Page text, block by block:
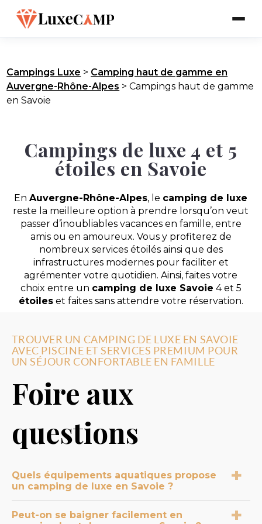
Campings Luxe > Camping haut de gamme en
Auvergne-Rhône-Alpes >Campings haut de gamme
en Savoie
Campings de luxe 4 et 5
étoiles en Savoie
EnAuvergne-Rhône-Alpes, le camping de luxe
reste la meilleure option à prendre lorsqu’on veut
passer d’inoubliables vacances en famille, entre
amis ou en amoureux. Vous y profiterez de
nombreux services étoilés ainsi que des
infrastructures modernes pour faciliter et
agrémenter votre quotidien. Ainsi, faites votre
choix entre un camping de luxe Savoie 4 et 5
étoileset faites sans attendre votre réservation.
TROUVER UN CAMPING DE LUXE EN SAVOIE
AVEC PISCINE ET SERVICES PREMIUM POUR
UN SÉJOUR CONFORTABLE EN FAMILLE
Foire aux
questions
Quels équipements aquatiques propose
un camping de luxe en Savoie ?
Dans un camping de luxe en Savoie, vous
Peut-on se baigner facilement en